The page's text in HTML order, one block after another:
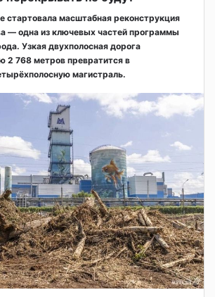
стартовала масштабная реконструкция
— одна из ключевых частей программы
Узкая двухполосная дорога
2 768 метров превратится в
магистраль.